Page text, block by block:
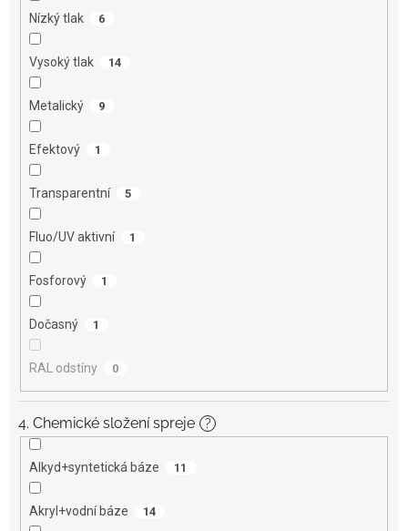
Nízký tlak 6
Vysoký tlak 14
Metalický 9
Efektový 1
Transparentní 5
Fluo/UV aktivní 1
Fosforový 1
Dočasný 1
RAL odstíny 0
4. Chemické složení spreje ?
Alkyd+syntetická báze 11
Akryl+vodní báze 14